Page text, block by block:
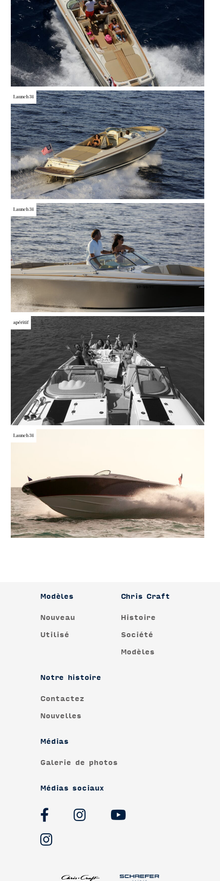
Launch 34
Launch 34
apéritif
Launch 34
Modèles
Nouveau
Utilisé
Chris Craft
Histoire
Société
Modèles
Notre histoire
Contactez
Nouvelles
Médias
Galerie de photos
Médias sociaux